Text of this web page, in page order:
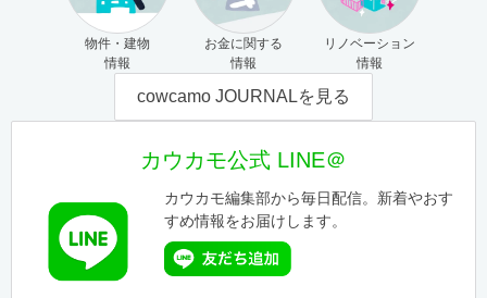
物件・建物
情報
お金に関する
情報
リノベーション
情報
cowcamo JOURNALを見る
カウカモ公式 LINE＠
カウカモ編集部から毎日配信。新着やおす
すめ情報をお届けします。